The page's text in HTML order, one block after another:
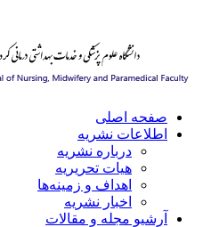
صفحه اصلی
اطلاعات نشریه
درباره نشریه
هیات تحریریه
اهداف و زمینه‌ها
اخبار نشریه
آرشیو مجله و مقالات